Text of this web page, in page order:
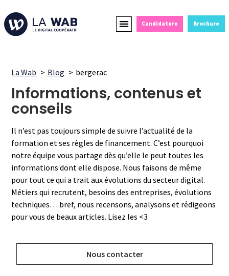
Candidature Brochure
La Wab Blog bergerac
Informations, contenus et
conseils
Il n’est pas toujours simple de suivre l’actualité de la
formation et ses règles de financement. C’est pourquoi
notre équipe vous partage dès qu’elle le peut toutes les
informations dont elle dispose. Nous faisons de même
pour tout ce qui a trait aux évolutions du secteur digital.
Métiers qui recrutent, besoins des entreprises, évolutions
techniques… bref, nous recensons, analysons et rédigeons
pour vous de beaux articles. Lisez les <3
Nous contacter